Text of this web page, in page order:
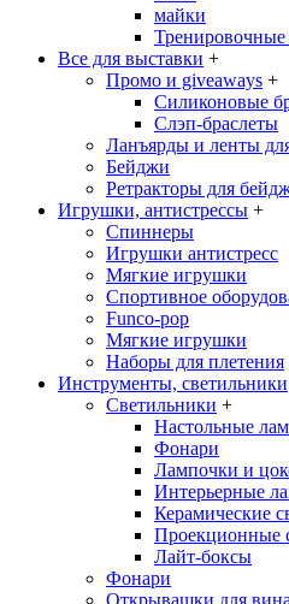
майки
Тренировочные
Все для выставки +
Промо и giveaways +
Силиконовые
Cлэп-браслеты
Ланъярды и ленты
Бейджи
Ретракторы для
Игрушки, антистрессы +
Спиннеры
Игрушки антистресс
Мягкие игрушки
Спортивное
Funco-pop
Мягкие игрушки
Наборы для плетения
Инструменты, светильники
Светильники +
Настольные
Фонари
Лампочки и
Интерьерные
Керамические
Проекционные
Лайт-боксы
Фонари
Открывашки для